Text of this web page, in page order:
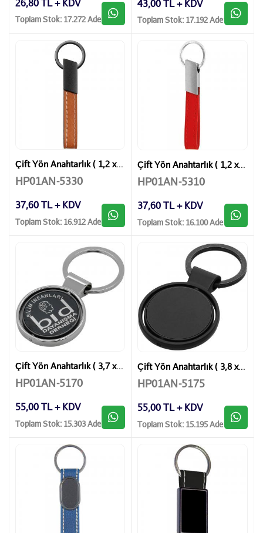
26,80 TL + KDV
Toplam Stok: 17.272 Adet
43,00 TL + KDV
Toplam Stok: 17.192 Adet
Çift Yön Anahtarlık ( 1,2 x 10 cm )
HP01AN-5330
37,60 TL + KDV
Toplam Stok: 16.912 Adet
Çift Yön Anahtarlık ( 1,2 x 10 cm )
HP01AN-5310
37,60 TL + KDV
Toplam Stok: 16.100 Adet
Çift Yön Anahtarlık ( 3,7 x 7 cm )
HP01AN-5170
55,00 TL + KDV
Toplam Stok: 15.303 Adet
Çift Yön Anahtarlık ( 3,8 x 7 cm )
HP01AN-5175
55,00 TL + KDV
Toplam Stok: 15.195 Adet